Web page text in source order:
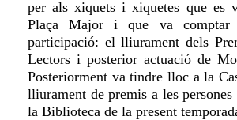
per als xiquets i xiquetes que es
Plaça Major i que va comptar
participació: el lliurament dels
Lectors i posterior actuació de
Posteriorment va tindre lloc a la
lliurament de premis a les persones
la Biblioteca de la present